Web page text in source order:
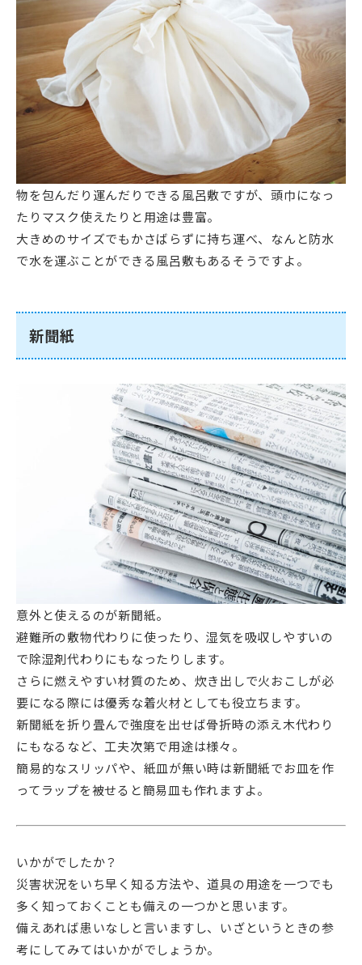
物を包んだり運んだりできる風呂敷ですが、頭巾になっ
たりマスク使えたりと用途は豊富。
大きめのサイズでもかさばらずに持ち運べ、なんと防水
で水を運ぶことができる風呂敷もあるそうですよ。
新聞紙
意外と使えるのが新聞紙。
避難所の敷物代わりに使ったり、湿気を吸収しやすいの
で除湿剤代わりにもなったりします。
さらに燃えやすい材質のため、炊き出しで火おこしが必
要になる際には優秀な着火材としても役立ちます。
新聞紙を折り畳んで強度を出せば骨折時の添え木代わり
にもなるなど、工夫次第で用途は様々。
簡易的なスリッパや、紙皿が無い時は新聞紙でお皿を作
ってラップを被せると簡易皿も作れますよ。
いかがでしたか？
災害状況をいち早く知る方法や、道具の用途を一つでも
多く知っておくことも備えの一つかと思います。
備えあれば患いなしと言いますし、いざというときの参
考にしてみてはいかがでしょうか。